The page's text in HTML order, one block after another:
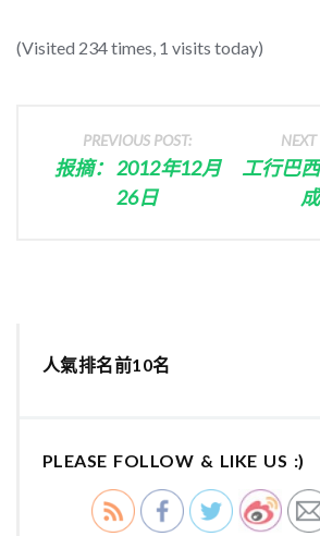
(Visited 234 times, 1 visits today)
PREVIOUS POST:
报摘： 2012年12月
26日
NEXT
工行巴
人氣排名前10名
PLEASE FOLLOW & LIKE US :)